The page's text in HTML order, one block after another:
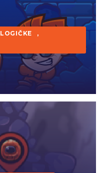
LOGIČKE
,